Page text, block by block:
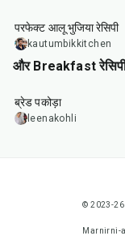
परफेक्ट आलू भुजिया रेसिपी
kautumbikkitchen
और Breakfast
15
ब्रेड पकोड़ा
leenakohli
© 2023-26
Marnirni-